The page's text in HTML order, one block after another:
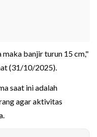
banjir turun 15 cm,"
(31/10/2025).
saat ini adalah
agar aktivitas